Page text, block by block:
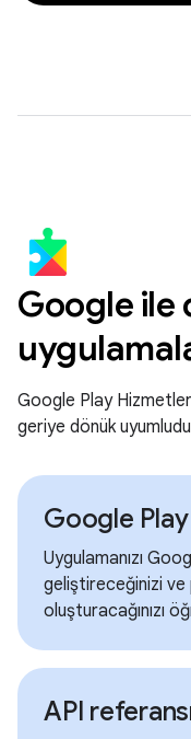
Google ile
Google Play
geriye dönük
Google
Uygulamanızı
geliştireceğinizi ve
oluşturacağınızı
API